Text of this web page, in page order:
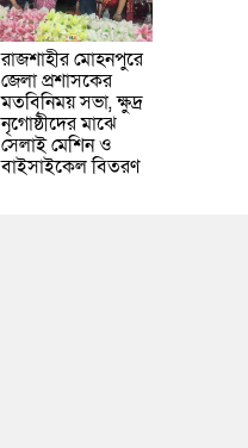
রাজশাহীর মোহনপুরে
জেলা প্রশাসকের
মতবিনিময় সভা, ক্ষুদ্র
নৃগোষ্ঠীদের মাঝে
সেলাই মেশিন ও
বাইসাইকেল বিতরণ